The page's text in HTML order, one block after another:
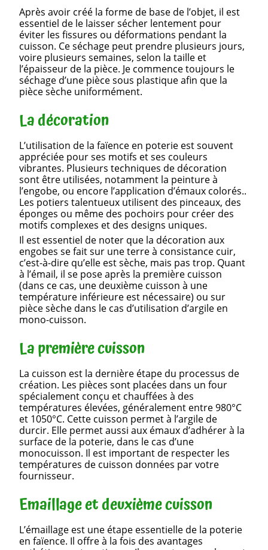
Après avoir créé la forme de base de l’objet, il est
essentiel de le laisser sécher lentement pour
éviter les fissures ou déformations pendant la
cuisson. Ce séchage peut prendre plusieurs jours,
voire plusieurs semaines, selon la taille et
l’épaisseur de la pièce. Je commence toujours le
séchage d’une pièce sous plastique afin que la
pièce sèche uniformément.
La décoration
L’utilisation de la faïence en poterie est souvent
appréciée pour ses motifs et ses couleurs
vibrantes. Plusieurs techniques de décoration
sont être utilisées, notamment la peinture à
l’engobe, ou encore l’application d’émaux colorés..
Les potiers talentueux utilisent des pinceaux, des
éponges ou même des pochoirs pour créer des
motifs complexes et des designs uniques.
Il est essentiel de noter que la décoration aux
engobes se fait sur une terre à consistance cuir,
c’est-à-dire qu’elle est sèche, mais pas trop. Quant
à l’émail, il se pose après la première cuisson
(dans ce cas, une deuxième cuisson à une
température inférieure est nécessaire) ou sur
pièce sèche dans le cas d’utilisation d’argile en
mono-cuisson.
La première cuisson
La cuisson est la dernière étape du processus de
création. Les pièces sont placées dans un four
spécialement conçu et chauffées à des
températures élevées, généralement entre 980°C
et 1050°C. Cette cuisson permet à l’argile de
durcir. Elle permet aussi aux émaux d’adhérer à la
surface de la poterie, dans le cas d’une
monocuisson. Il est important de respecter les
températures de cuisson données par votre
fournisseur.
Emaillage et deuxième cuisson
L’émaillage est une étape essentielle de la poterie
en faïence. Il offre à la fois des avantages